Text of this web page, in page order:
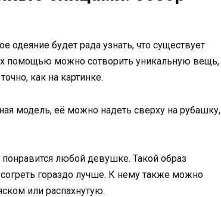
будет рада узнать, что существует
помощью можно сотворить уникальную вещь,
как на картинке.
модель, её можно надеть сверху на рубашку,
любой девушке. Такой образ
гораздо лучше. К нему также можно
или распахнутую.